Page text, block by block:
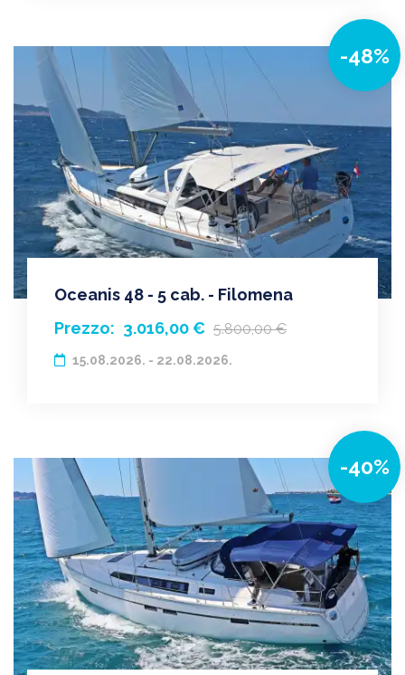
-48%
Oceanis 48 - 5 cab. - Filomena
Prezzo: 3.016,00 € 5.800,00 €
15.08.2026. - 22.08.2026.
-40%